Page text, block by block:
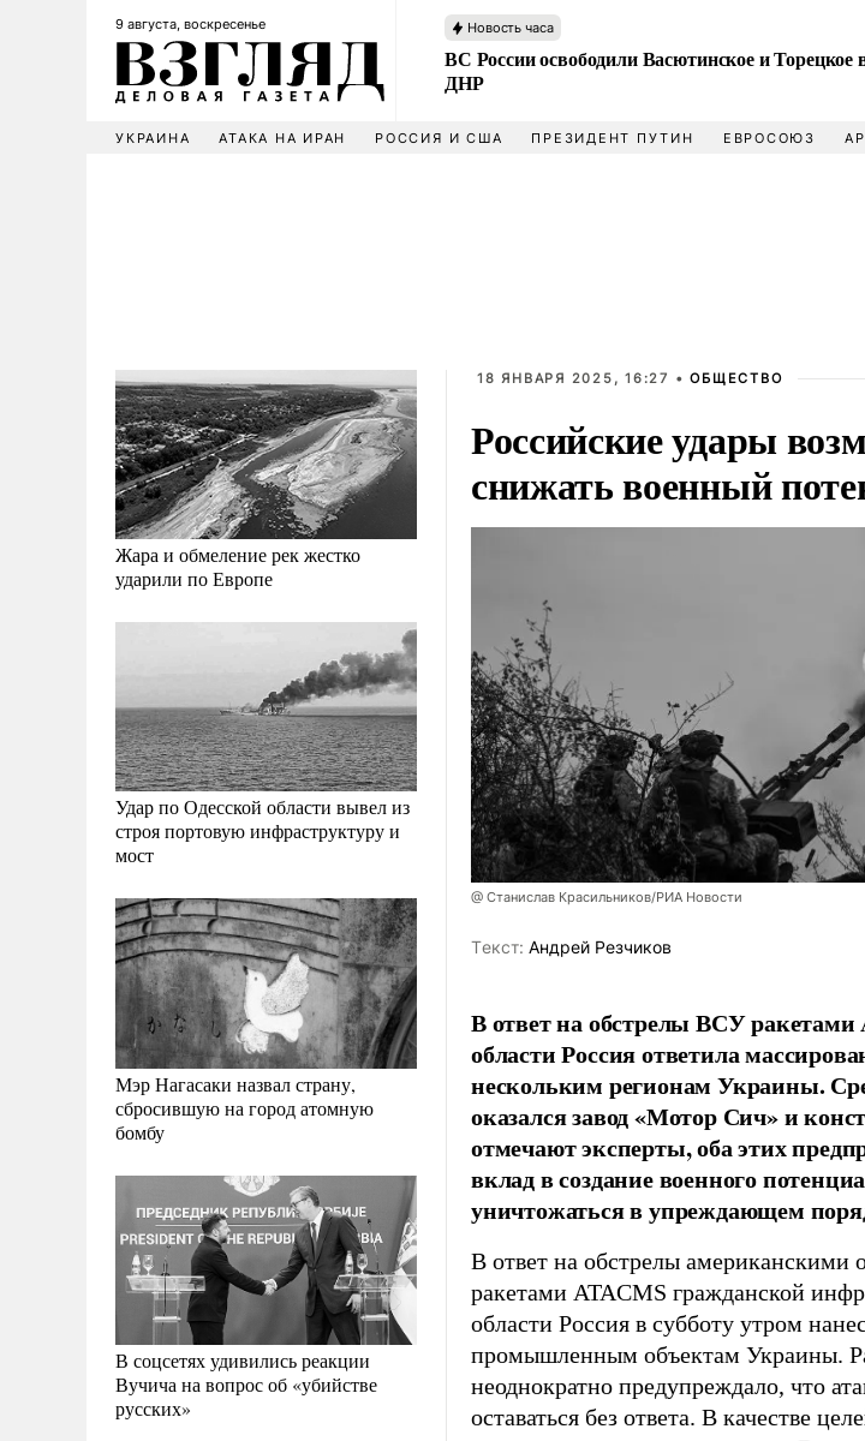
9 августа, воскресенье Новость часа
ВС России освободили Васютинское и Торецкое
ДНР
УКРАИНА АТАКА НА ИРАН РОССИЯ И США ПРЕЗИДЕНТ ПУТИН ЕВРОСОЮЗ
Жара и обмеление рек жестко
ударили по Европе
Удар по Одесской области вывел из
строя портовую инфраструктуру и
мост
Мэр Нагасаки назвал страну,
сбросившую на город атомную
бомбу
В соцсетях удивились реакции
Вучича на вопрос об «убийстве
русских»
18 ЯНВАРЯ 2025, 16:27 •ОБЩЕСТВО
Российские удары
снижать военный
@ Станислав Красильников/РИА Новости
Tекст: Андрей Резчиков
В ответ на обстрелы ВСУ ракетами
области Россия ответила
нескольким регионам Украины.
оказался завод «Мотор Сич» и
отмечают эксперты, оба этих
вклад в создание военного
уничтожаться в упреждающем
В ответ на обстрелы американскими
ракетами ATACMS гражданской
области Россия в субботу утром
промышленным объектам Украины.
неоднократно предупреждало, что
оставаться без ответа. В качестве